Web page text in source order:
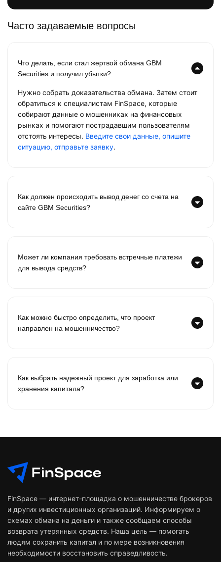
Часто задаваемые вопросы
Что делать, если стал жертвой обмана GBM
Securities и получил убытки?
Нужно собрать доказательства обмана. Затем стоит
обратиться к специалистам FinSpace, которые
собирают данные о мошенниках на финансовых
рынках и помогают пострадавшим пользователям
отстоять интересы. Введите свои данные, опишите
ситуацию, отправьте заявку.
Как должен происходить вывод денег со счета на
сайте GBM Securities?
Может ли компания требовать встречные платежи
для вывода средств?
Как можно быстро определить, что проект
направлен на мошенничество?
Как выбрать надежный проект для заработка или
хранения капитала?
FinSpace — интернет-площадка о мошенничестве брокеров
и других инвестиционных организаций. Информируем о
схемах обмана на деньги и также сообщаем способы
возврата утерянных средств. Наша цель — помогать
людям сохранить капитал и по мере возникновения
необходимости восстановить справедливость.